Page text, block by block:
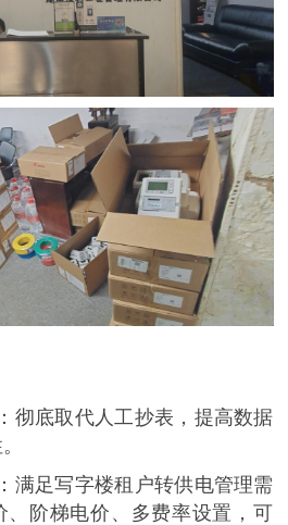
：彻底取代人工抄表，提高数据
：满足写字楼租户转供电管理需
、阶梯电价、多费率设置，可